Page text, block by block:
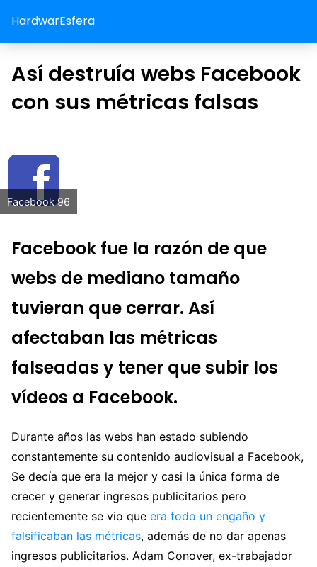
HardwarEsfera
Así destruía webs Facebook
con sus métricas falsas
Facebook 96
Facebook fue la razón de que
webs de mediano tamaño
tuvieran que cerrar. Así
afectaban las métricas
falseadas y tener que subir los
vídeos a Facebook.
Durante años las webs han estado subiendo
constantemente su contenido audiovisual a Facebook,
Se decía que era la mejor y casi la única forma de
crecer y generar ingresos publicitarios pero
recientemente se vio que era todo un engaño y
falsificaban las métricas, además de no dar apenas
ingresos publicitarios. Adam Conover, ex-trabajador